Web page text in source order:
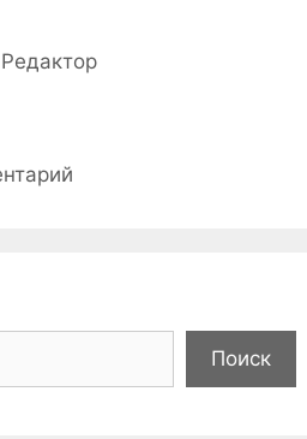
Редактор
Поиск